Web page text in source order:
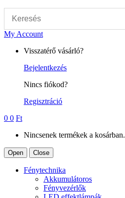
My Account
Visszatérő vásárló?
Bejelentkezés
Nincs fiókod?
Regisztráció
0 0 Ft
Nincsenek termékek a kosárban.
Open Close
Fénytechnika
Akkumulátoros
Fényvezérlők